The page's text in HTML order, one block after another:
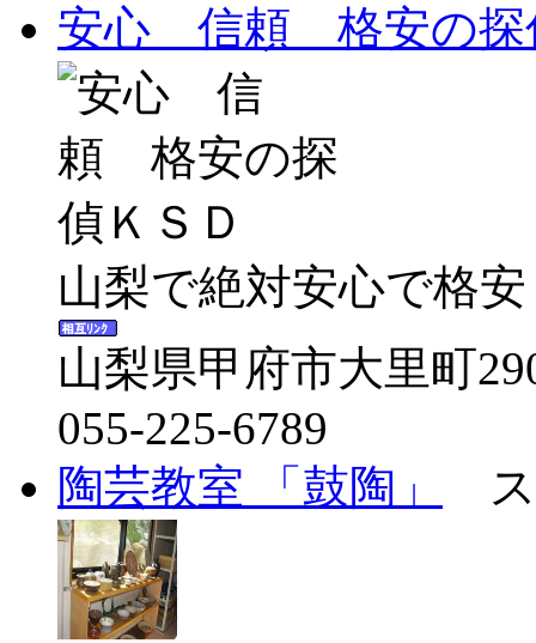
安心 信頼 格安の探
山梨で絶対安心で格
山梨県甲府市大里町
055-225-6789
陶芸教室 「鼓陶」
ス